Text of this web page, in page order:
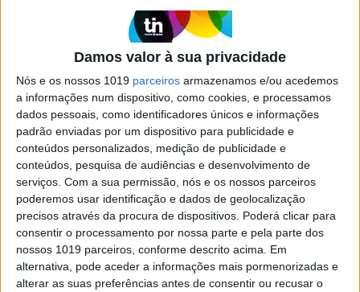
Damos valor à sua privacidade
Nós e os nossos 1019 parceiros armazenamos e/ou acedemos
a informações num dispositivo, como cookies, e processamos
dados pessoais, como identificadores únicos e informações
padrão enviadas por um dispositivo para publicidade e
conteúdos personalizados, medição de publicidade e
conteúdos, pesquisa de audiências e desenvolvimento de
serviços. Com a sua permissão, nós e os nossos parceiros
poderemos usar identificação e dados de geolocalização
precisos através da procura de dispositivos. Poderá clicar para
consentir o processamento por nossa parte e pela parte dos
nossos 1019 parceiros, conforme descrito acima. Em
alternativa, pode aceder a informações mais pormenorizadas e
alterar as suas preferências antes de consentir ou recusar o
ricos e pobres é equilibrada em Portugal?
Exame
EXAME
10 factos sobre desigualdade